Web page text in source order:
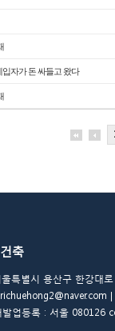
자가 돈 싸들고 왔다
축
울특별시 용산구 한강대
발업등록 : 서울 080126